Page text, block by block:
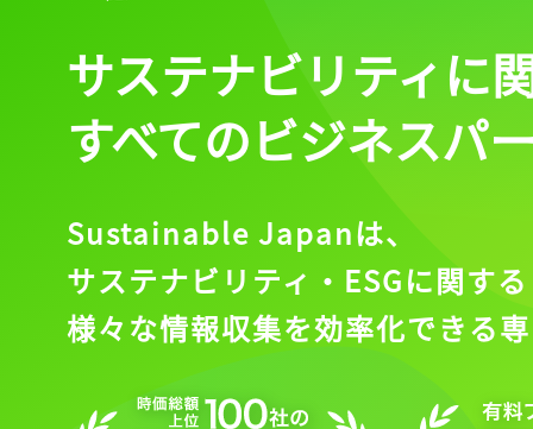
サステナビリティに
すべてのビジネスパ
Sustainable Japanは、
サステナビリティ・ESGに関する
様々な情報収集を効率化できる